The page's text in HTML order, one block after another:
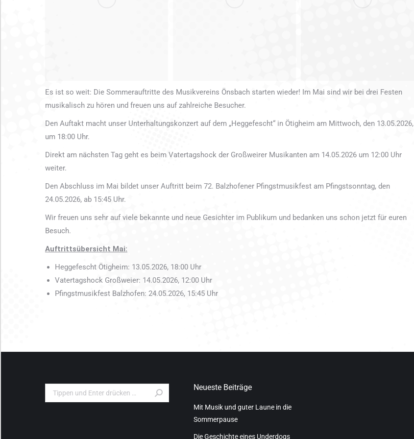
Es ist so weit: Die Sommerauftritte des Musikvereins Önsbach starten wieder! Im Mai sind wir bei drei Festen
musikalisch zu hören und freuen uns auf zahlreiche Besucher.
Den Auftakt macht unser Unterhaltungskonzert auf dem „Heggefescht“ in Ötigheim am Mittwoch, den 13.05.2026,
um 18:00 Uhr.
Direkt am nächsten Tag geht es beim Vatertagshock der Großweirer Musikanten am 14.05.2026 um 12:00 Uhr
weiter.
Den Abschluss im Mai bildet unser Auftritt beim 72. Balzhofener Pfingstmusikfest am Pfingstsonntag, den
24.05.2026, ab 15:45 Uhr.
Wir freuen uns sehr auf viele bekannte und neue Gesichter im Publikum und bedanken uns schon jetzt für euren
Besuch.
Auftrittsübersicht Mai:
Heggefescht Ötigheim: 13.05.2026, 18:00 Uhr
Vatertagshock Großweier: 14.05.2026, 12:00 Uhr
Pfingstmusikfest Balzhofen: 24.05.2026, 15:45 Uhr
Search: Neueste Beiträge
Mit Musik und guter Laune in die
Sommerpause
Die Geschichte eines Underdogs